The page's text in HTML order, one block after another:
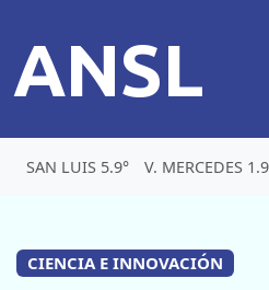
ANSL
SAN LUIS 5.9° V. MERCEDES
CIENCIA E INNOVACIÓN